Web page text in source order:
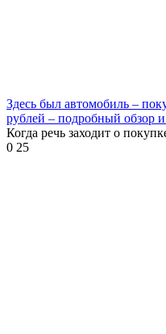
Здесь был автомобиль –
рублей – подробный обзор
Когда речь заходит о
0 25